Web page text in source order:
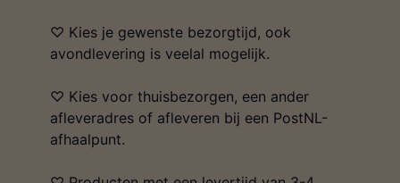
♡ Kies je gewenste bezorgtijd, ook
avondlevering is veelal mogelijk.
♡ Kies voor thuisbezorgen, een ander
afleveradres of afleveren bij een PostNL-
afhaalpunt.